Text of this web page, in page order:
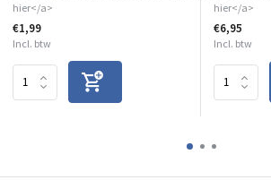
hier</a>
€1,99
Incl. btw
hier</a>
€6,95
Incl. btw